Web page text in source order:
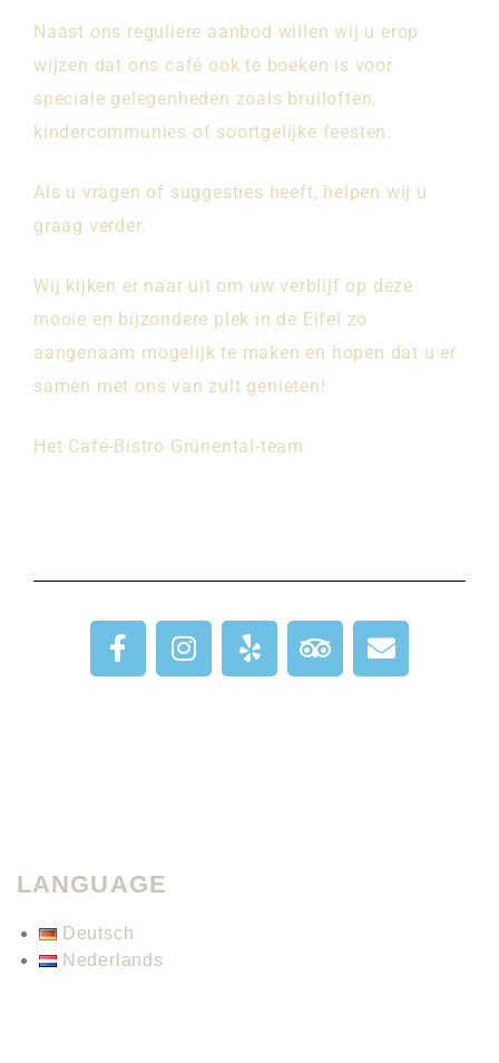
Naast ons reguliere aanbod willen wij u erop
wijzen dat ons café ook te boeken is voor
speciale gelegenheden zoals bruiloften,
kindercommunies of soortgelijke feesten.
Als u vragen of suggesties heeft, helpen wij u
graag verder.
Wij kijken er naar uit om uw verblijf op deze
mooie en bijzondere plek in de Eifel zo
aangenaam mogelijk te maken en hopen dat u er
samen met ons van zult genieten!
Het Café-Bistro Grünental-team
LANGUAGE
Deutsch
Nederlands